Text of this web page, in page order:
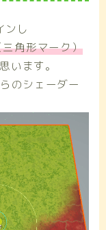
ンし
角形マーク）
います。
のシェーダー